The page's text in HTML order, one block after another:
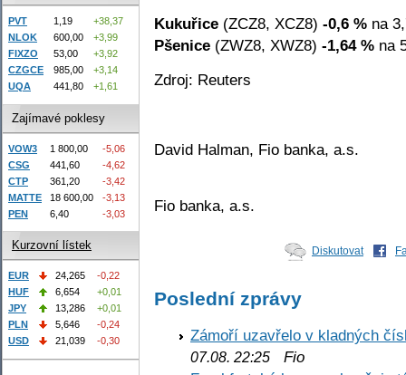
Kukuřice (ZCZ8, XCZ8) -0,6 % na
Pšenice (ZWZ8, XWZ8) -1,64 % na
Zdroj: Reuters
David Halman, Fio banka, a.s.
Fio banka, a.s.
Diskutovat
Poslední zprávy
Zámoří uzavřelo v kladných
07.08. 22:25 Fio
PVT 1,19
+38,37
NLOK
600,00
+3,99
FIXZO
53,00
+3,92
CZGCE
985,00
+3,14
UQA
441,80 +1,61
Zajímavé poklesy
VOW3 1 800,00
-5,06
CSG
441,60
-4,62
CTP
361,20
-3,42
MATTE
18 600,00
-3,13
PEN
6,40 -3,03
Kurzovní lístek
EUR 24,265
-0,22
HUF
6,654
+0,01
JPY
13,286
+0,01
PLN
5,646
-0,24
USD
21,039 -0,30